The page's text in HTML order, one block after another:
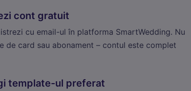
cont gratuit
cu email-ul în platforma SmartWedding. Nu
de card sau abonament – contul este complet
template-ul preferat